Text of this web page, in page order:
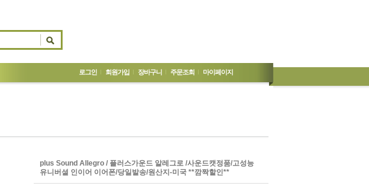
로그인 회원가입 장바구니 주문조회 마이페이지
plus Sound Allegro / 플러스가운드 알레그로 /사운드캣정품/고성능
유니버셜 인이어 이어폰/당일발송/원산지-미국 **깜짝할인**